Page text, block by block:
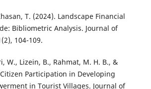
T. (2024). Landscape Financial
Bibliometric Analysis. Journal of
104-109.
W., Lizein, B., Rahmat, M. H. B., &
Participation in Developing
in Tourist Villages. Journal of